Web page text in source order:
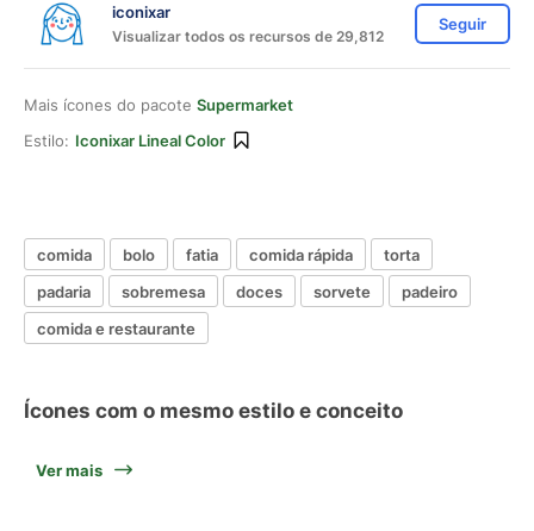
iconixar
Visualizar todos os recursos de 29,812
Seguir
Mais ícones do pacote Supermarket
Estilo: Iconixar Lineal Color
comida bolo fatia comida rápida
torta
padaria
sobremesa doces sorvete
padeiro
comida e restaurante
Ícones com o mesmo estilo e conceito
Ver mais